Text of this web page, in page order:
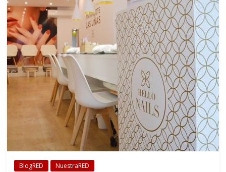
BlogRED NuestraRED